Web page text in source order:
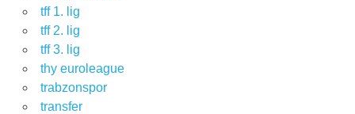
tff 1. lig
tff 2. lig
tff 3. lig
thy euroleague
trabzonspor
transfer